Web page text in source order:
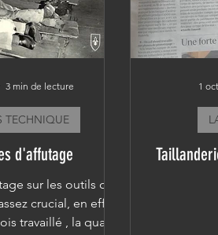
d'affutage
sur les outils ont
crucial, en effet
travaillé , la qualité
TECHNIQUE
3 min de lecture 1